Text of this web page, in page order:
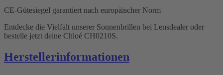
CE-Gütesiegel garantiert nach europäischer Norm
Entdecke die Vielfalt unserer Sonnenbrillen bei Lensdealer oder
bestelle jetzt deine Chloé CH0210S.
Herstellerinformationen